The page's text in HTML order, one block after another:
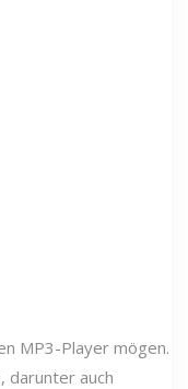
MP3-Player mögen.
darunter auch